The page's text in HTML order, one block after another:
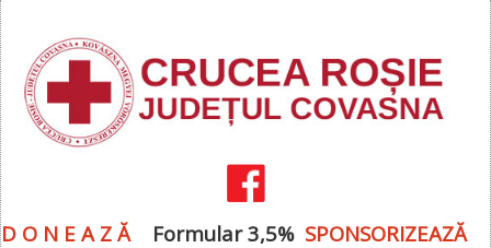
D O N E A Z Ă Formular 3,5% SPONSORIZEAZĂ